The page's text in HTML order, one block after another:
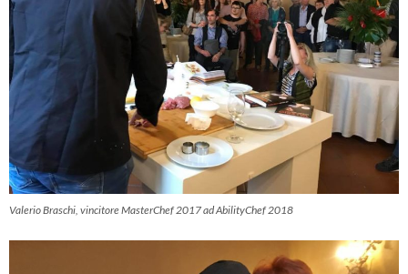
Valerio Braschi, vincitore MasterChef 2017 ad AbilityChef 2018